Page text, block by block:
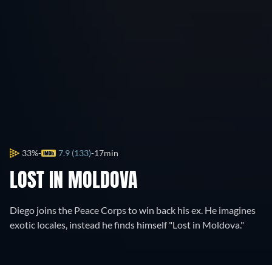
33% 7.9 (133) 17min
LOST IN MOLDOVA
Diego joins the Peace Corps to win back his ex. He imagines
exotic locales, instead he finds himself "Lost in Moldova."